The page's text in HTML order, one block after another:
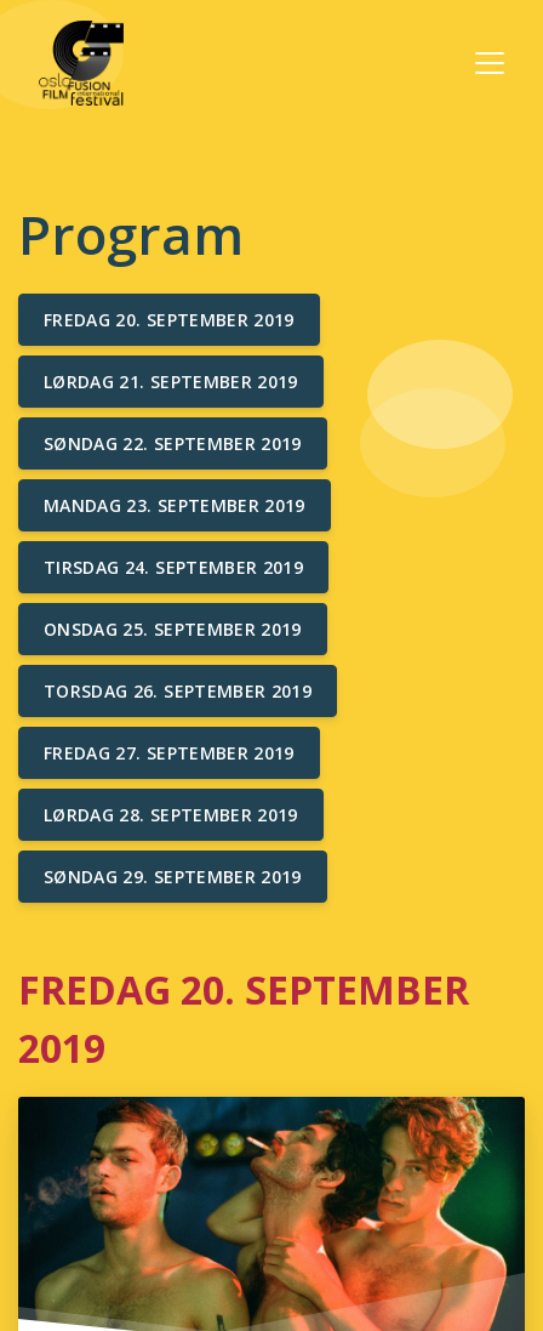
Program
FREDAG 20. SEPTEMBER 2019
LØRDAG 21. SEPTEMBER 2019
SØNDAG 22. SEPTEMBER 2019
MANDAG 23. SEPTEMBER 2019
TIRSDAG 24. SEPTEMBER 2019
ONSDAG 25. SEPTEMBER 2019
TORSDAG 26. SEPTEMBER 2019
FREDAG 27. SEPTEMBER 2019
LØRDAG 28. SEPTEMBER 2019
SØNDAG 29. SEPTEMBER 2019
FREDAG 20. SEPTEMBER
2019